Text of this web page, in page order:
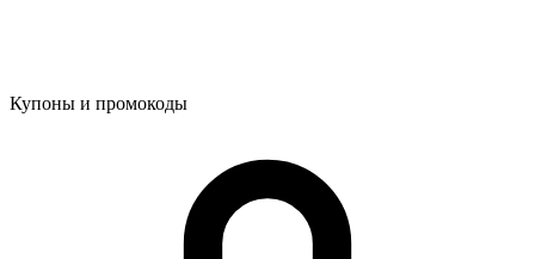
Купоны и промокоды